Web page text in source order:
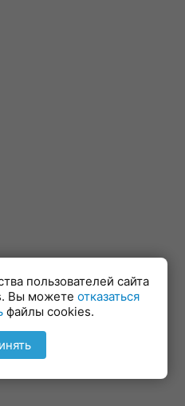
пользователей сайта
Вы можете отказаться
файлы cookies.